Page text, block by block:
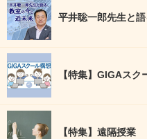
平井聡一郎先生と
【特集】GIGAスク
【特集】遠隔授業